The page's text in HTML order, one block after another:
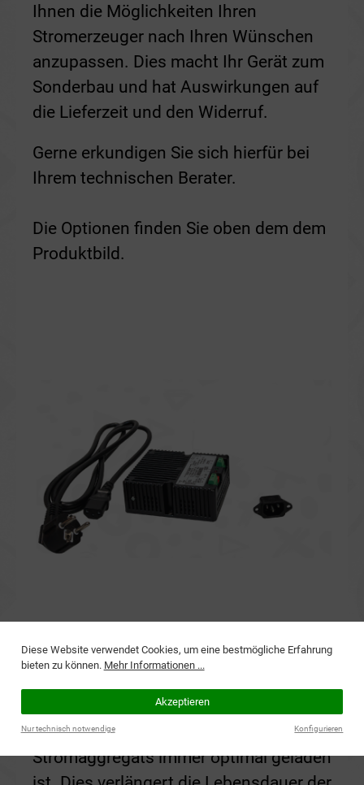
Ihnen die Möglichkeiten Ihren
Stromerzeuger nach Ihren Wünschen
anzupassen. Dies macht Ihr Gerät zum
Sonderbau und hat Auswirkungen auf
die Lieferzeit und den Widerruf.
Gerne erkundigen Sie sich hierfür bei
Ihrem technischen Berater.
Die Optionen finden Sie oben dem dem
Produktbild.
Ladeerhaltungsgerät
Batterie-Ladeerhaltungsgerät sorgt
dafür, dass die Batterie des
Stromaggregats immer optimal geladen
Diese Website verwendet Cookies, um eine bestmögliche Erfahrung
bieten zu können. Mehr Informationen ...
Akzeptieren
Nur technisch notwendige Konfigurieren